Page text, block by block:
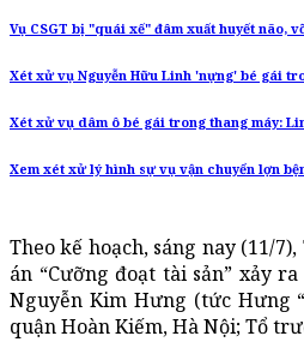
Vụ CSGT bị "quái xế" đâm xuất huyết não,
Xét xử vụ Nguyễn Hữu Linh 'nựng' bé gái
Xét xử vụ dâm ô bé gái trong thang máy:
Xem xét xử lý hình sự vụ vận chuyển lợn
Theo kế hoạch, sáng nay (11/
án “Cưỡng đoạt tài sản” xảy
Nguyễn Kim Hưng (tức Hưng
quận Hoàn Kiếm, Hà Nội; Tổ